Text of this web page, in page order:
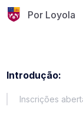
Por Loyola
Introdução:
Inscrições